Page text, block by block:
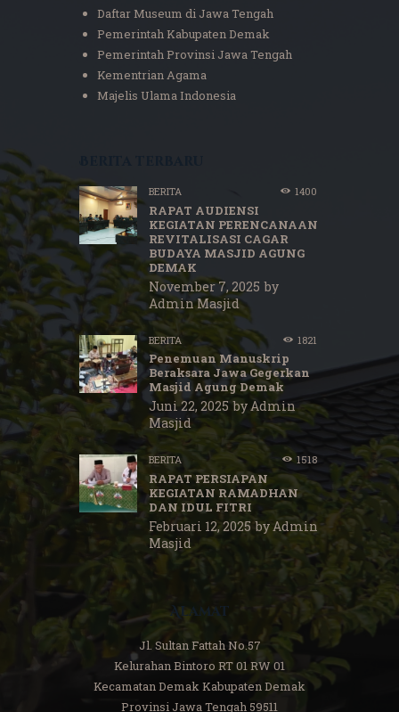
Daftar Museum di Jawa Tengah
Pemerintah Kabupaten Demak
Pemerintah Provinsi Jawa Tengah
Kementrian Agama
Majelis Ulama Indonesia
BERITA 1400
RAPAT AUDIENSI
KEGIATAN PERENCANAAN
REVITALISASI CAGAR
BUDAYA MASJID AGUNG
DEMAK
November 7, 2025 by
Admin Masjid
BERITA 1821
Penemuan Manuskrip
Beraksara Jawa Gegerkan
Masjid Agung Demak
Juni 22, 2025 byAdmin
Masjid
BERITA 1518
RAPAT PERSIAPAN
KEGIATAN RAMADHAN
DAN IDUL FITRI
Februari 12, 2025 byAdmin
Masjid
Alamat
Jl. Sultan Fattah No.57
Kelurahan Bintoro RT 01 RW 01
Kecamatan Demak Kabupaten Demak
Provinsi Jawa Tengah 59511